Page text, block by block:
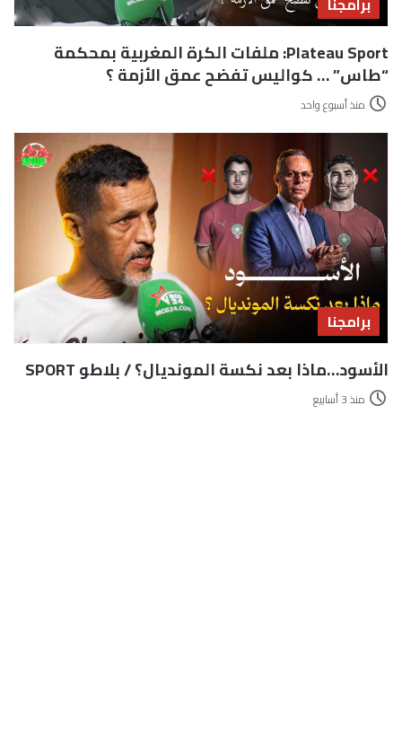
Plateau Sport: ملفات الكرة المغربية بمحكمة
“طاس” … كواليس تفضح عمق الأزمة ؟
منذ أسبوع واحد
برامجنا
الأسود…ماذا بعد نكسة المونديال؟ / بلاطو SPORT
منذ 3 أسابيع